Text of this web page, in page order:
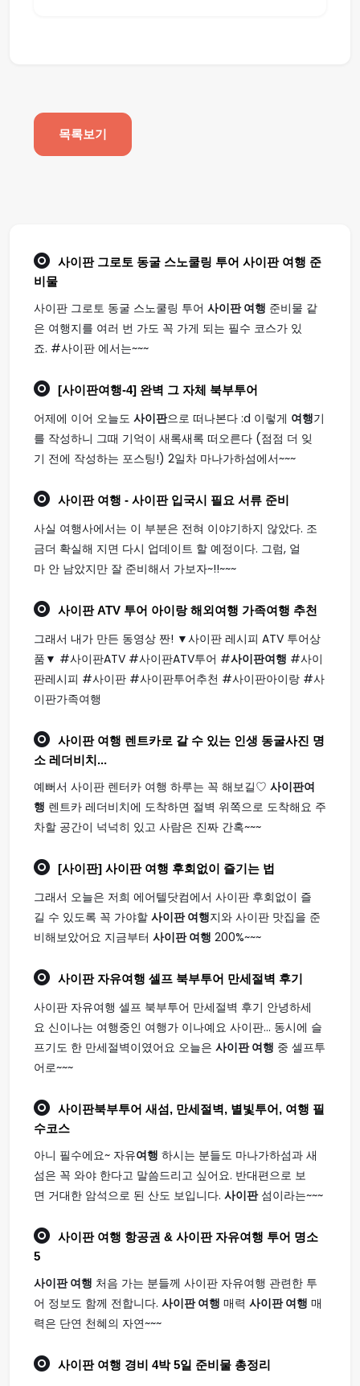
목록보기
사이판 그로토 동굴 스노쿨링 투어 사이판 여행 준
비물
사이판 그로토 동굴 스노쿨링 투어 사이판 여행 준비물 같
은 여행지를 여러 번 가도 꼭 가게 되는 필수 코스가 있
죠. #사이판 에서는~~~
[사이판여행-4] 완벽 그 자체 북부투어
어제에 이어 오늘도 사이판으로 떠나본다 :d 이렇게 여행기
를 작성하니 그때 기억이 새록새록 떠오른다 (점점 더 잊
기 전에 작성하는 포스팅!) 2일차 마나가하섬에서~~~
사이판 여행 - 사이판 입국시 필요 서류 준비
사실 여행사에서는 이 부분은 전혀 이야기하지 않았다. 조
금더 확실해 지면 다시 업데이트 할 예정이다. 그럼, 얼
마 안 남았지만 잘 준비해서 가보자~!!~~~
사이판ATV 투어 아이랑 해외 여행 가족여행 추천
그래서 내가 만든 동영상 짠! ▼사이판 레시피 ATV 투어상
품▼ #사이판ATV #사이판ATV투어 #사이판여행 #사이
판레시피 #사이판 #사이판투어추천 #사이판아이랑 #사
이판가족여행
사이판 여행 렌트카로 갈 수 있는 인생 동굴사진 명
소 레더비치...
예뻐서 사이판 렌터카 여행 하루는 꼭 해보길♡ 사이판여
행 렌트카 레더비치에 도착하면 절벽 위쪽으로 도착해요 주
차할 공간이 넉넉히 있고 사람은 진짜 간혹~~~
[사이판] 사이판 여행 후회없이 즐기는 법
그래서 오늘은 저희 에어텔닷컴에서 사이판 후회없이 즐
길 수 있도록 꼭 가야할 사이판 여행지와 사이판 맛집을 준
비해보았어요 지금부터 사이판 여행 200%~~~
사이판자유여행 셀프 북부투어 만세절벽 후기
사이판 자유여행 셀프 북부투어 만세절벽 후기 안녕하세
요 신이나는 여행중인 여행가 이나예요 사이판... 동시에 슬
프기도 한 만세절벽이였어요 오늘은 사이판 여행 중 셀프투
어로~~~
사이판북부투어 새섬, 만세절벽, 별빛투어, 여행 필
수코스
아니 필수에요~ 자유여행 하시는 분들도 마나가하섬과 새
섬은 꼭 와야 한다고 말씀드리고 싶어요. 반대편으로 보
면 거대한 암석으로 된 산도 보입니다. 사이판섬이라는~~~
사이판 여행 항공권 & 사이판 자유여행 투어 명소
5
사이판 여행 처음 가는 분들께 사이판 자유여행 관련한 투
어 정보도 함께 전합니다. 사이판 여행 매력 사이판 여행 매
력은 단연 천혜의 자연~~~
사이판 여행 경비 4박 5일 준비물 총정리